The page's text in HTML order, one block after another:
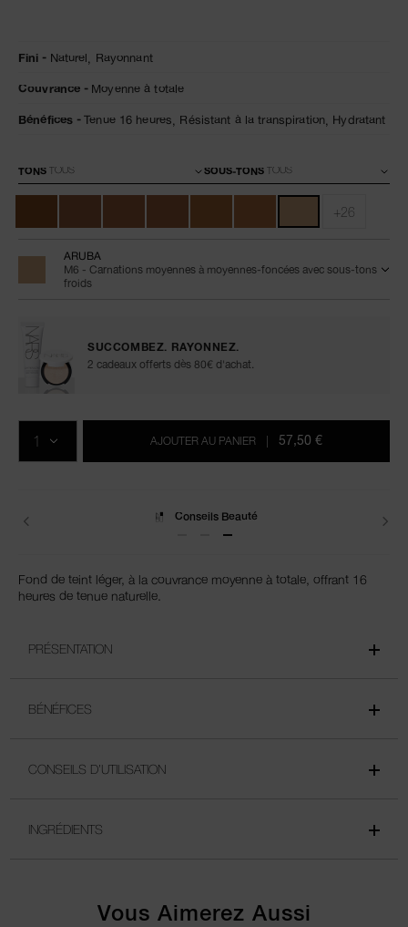
radiant-
foundation-
de
0607845066170
Fini Naturel, Rayonnant
Couvrance Moyenne à totale
Bénéfices Tenue 16 heures, Résistant à la transpiration, Hydratant
Variations
TONS SOUS-TONS
+26
ARUBA
M6 - Carnations moyennes à moyennes-foncées avec sous-tons
froids
SUCCOMBEZ. RAYONNEZ.
2 cadeaux offerts dès 80€ d'achat.
aux
options
sur
QTÉ
AJOUTER AU PANIER 57,50 €
Livraisons
Fond de teint léger, à la couvrance moyenne à totale, offrant 16
heures de tenue naturelle.
PRÉSENTATION
BÉNÉFICES
CONSEILS D’UTILISATION
INGRÉDIENTS
Vous Aimerez Aussi